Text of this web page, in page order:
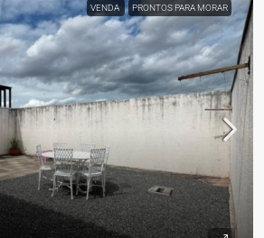
VENDA PRONTOS PARA MORAR